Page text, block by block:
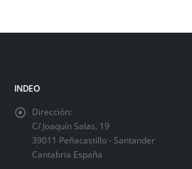
INDEO
Dirección:
C/ Joaquín Salas, 19
39011 Peñacastillo - Santander
Cantabria España